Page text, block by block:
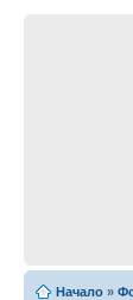
Начало »